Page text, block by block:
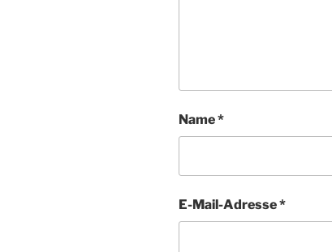
Name*
E-Mail-Adresse*